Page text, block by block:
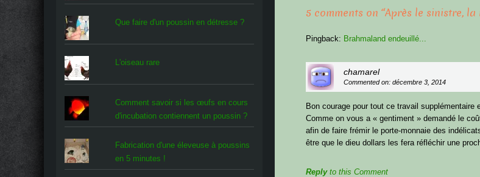
5 comments on “Après le sinistre,
Pingback: Brahmaland endeuillé...
chamarel
Commented on: décembre 3, 2014
Bon courage pour tout ce travail
Comme on vous a « gentiment » demandé le
afin de faire frémir le porte-monnaie des
être que le dieu dollars les fera réfléchir une
Replyto this Comment
Que faire d'un poussin en détresse ?
L'oiseau rare
Comment savoir si les œufs en cours
d'incubation contiennent un poussin ?
Fabrication d'une éleveuse à poussins
en 5 minutes !